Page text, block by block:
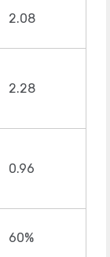
2.08
2.28
0.96
60%